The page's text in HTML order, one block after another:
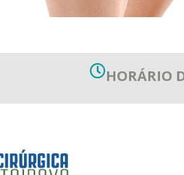
HORÁRIO